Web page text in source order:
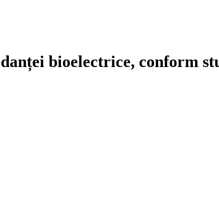
bioelectrice, conform